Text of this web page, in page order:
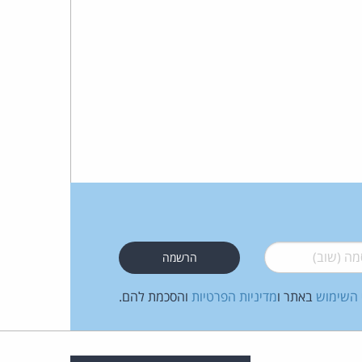
(שוב)*
השימוש באתר ומדיניות הפרטיות והסכמת להם.